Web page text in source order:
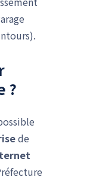
?
de